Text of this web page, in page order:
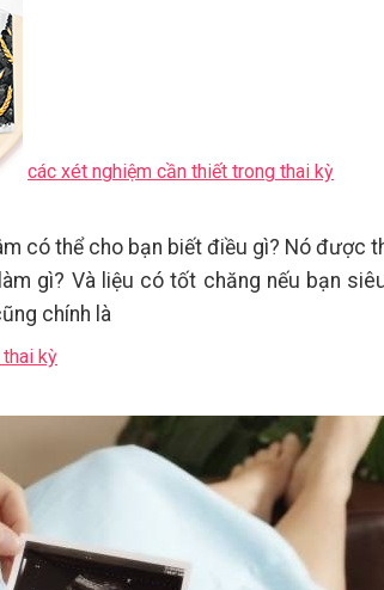
các xét nghiệm cần thiết trong thai kỳ
có thể cho bạn biết điều gì? Nó được
gì? Và liệu có tốt chăng nếu bạn
chính là
kỳ